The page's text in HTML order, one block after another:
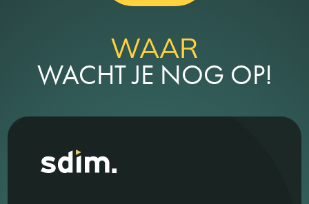
WAAR
WACHT JE NOG OP!